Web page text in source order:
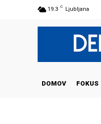
19.3 C Ljubljana
DOMOV FOKUS